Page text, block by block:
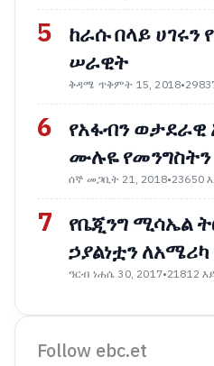
5
ከራሱ በላይ
ሠራዊት
ቅዳሜ ጥቅምት 15, 2018•
6
የአፋብን
ሙሉዬ የመንግስትን
ሰኞ መጋቢት 21, 2018•23650
7
የቤጂንግ ሚሳኤል
ኃያልነቷን
ዓርብ ነሐሴ 30, 2017•21812
Follow ebc.et